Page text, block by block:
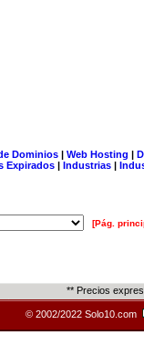
Dominios| Web Hosting |
Expirados | Industrias |
[Pág.
** Precios
© 2002/2022 Solo10.com